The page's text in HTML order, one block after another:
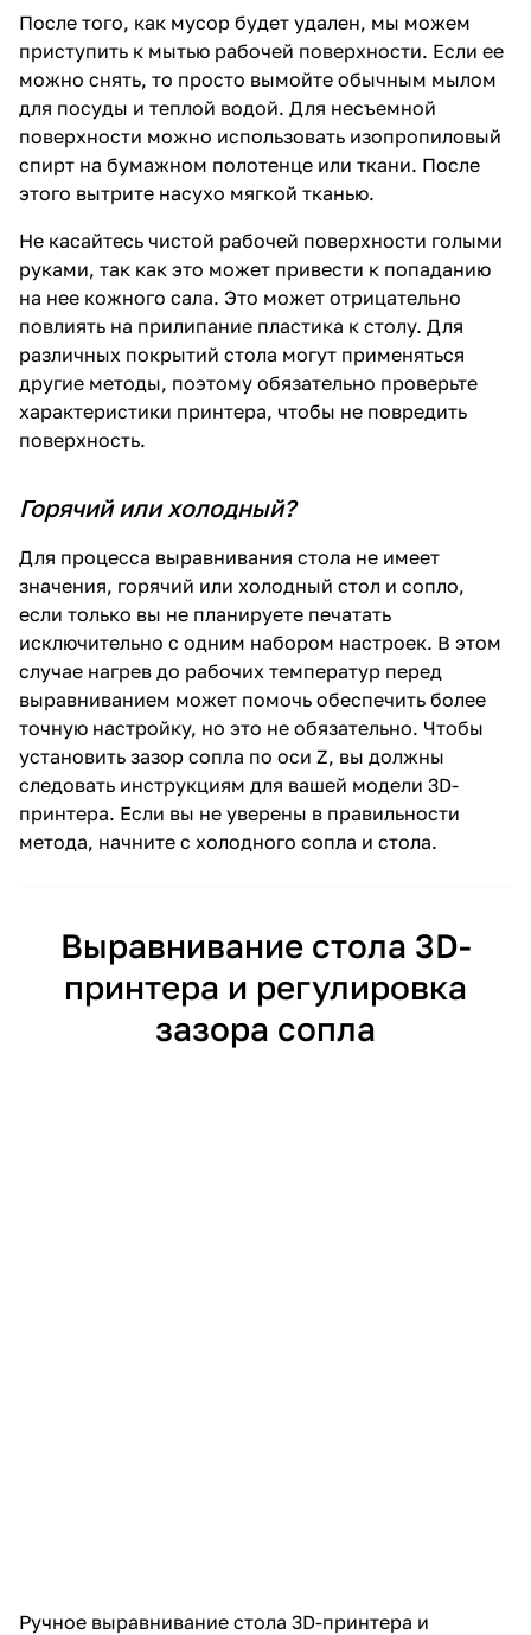
После того, как мусор будет удален, мы можем
приступить к мытью рабочей поверхности. Если ее
можно снять, то просто вымойте обычным мылом
для посуды и теплой водой. Для несъемной
поверхности можно использовать изопропиловый
спирт на бумажном полотенце или ткани. После
этого вытрите насухо мягкой тканью.
Не касайтесь чистой рабочей поверхности голыми
руками, так как это может привести к попаданию
на нее кожного сала. Это может отрицательно
повлиять на прилипание пластика к столу. Для
различных покрытий стола могут применяться
другие методы, поэтому обязательно проверьте
характеристики принтера, чтобы не повредить
поверхность.
Горячий или холодный?
Для процесса выравнивания стола не имеет
значения, горячий или холодный стол и сопло,
если только вы не планируете печатать
исключительно с одним набором настроек. В этом
случае нагрев до рабочих температур перед
выравниванием может помочь обеспечить более
точную настройку, но это не обязательно. Чтобы
установить зазор сопла по оси Z, вы должны
следовать инструкциям для вашей модели 3D-
принтера. Если вы не уверены в правильности
метода, начните с холодного сопла и стола.
Выравнивание стола 3D-
принтера и регулировка
зазора сопла
Ручное выравнивание стола 3D-принтера и